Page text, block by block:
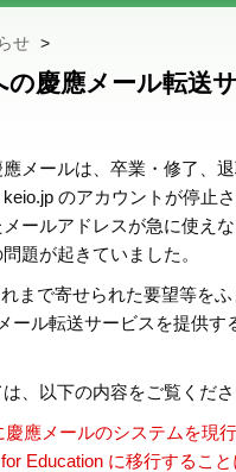
せ >
の慶應メール転送
メールは、卒業・修了、
のアカウントが停止
ールアドレスが急に使え
題が起きていました。
まで寄せられた要望等を
ール転送サービスを提供す
、以下の内容をご覧くださ
慶應メールのシステムを現
Education に移行するこ